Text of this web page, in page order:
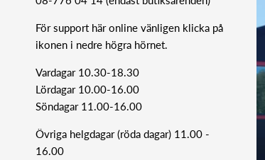
För support här online vänligen klicka på
ikonen i nedre högra hörnet.
Vardagar 10.30-18.30
Lördagar 10.00-16.00
Söndagar 11.00-16.00
Övriga helgdagar (röda dagar) 11.00 -
16.00